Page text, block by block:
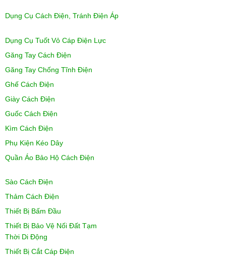
Dụng Cụ Cách Điện, Tránh Điện Áp
Dụng Cụ Tuốt Vỏ Cáp Điện Lực
Găng Tay Cách Điện
Găng Tay Chống Tĩnh Điện
Ghế Cách Điện
Giày Cách Điện
Guốc Cách Điện
Kìm Cách Điện
Phụ Kiện Kéo Dây
Quần Áo Bảo Hộ Cách Điện
Sào Cách Điện
Thảm Cách Điện
Thiết Bị Bấm Đầu
Thiết Bị Bảo Vệ Nối Đất Tạm
Thời Di Động
Thiết Bị Cắt Cáp Điện